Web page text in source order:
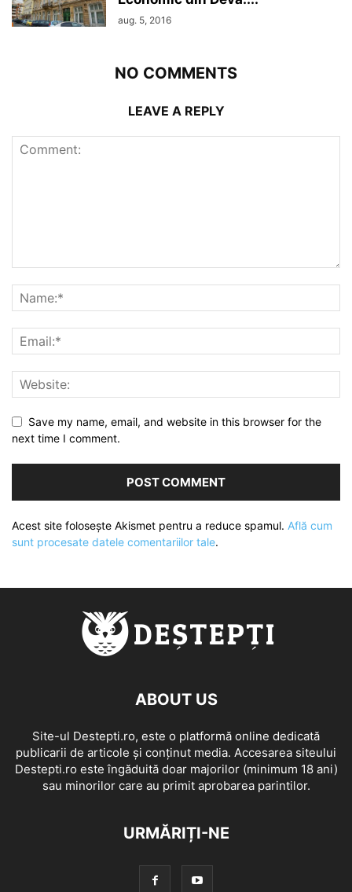
aug. 5, 2016
NO COMMENTS
LEAVE A REPLY
Save my name, email, and website in this browser for the
next time I comment.
Acest site folosește Akismet pentru a reduce spamul. Află cum
sunt procesate datele comentariilor tale.
ABOUT US
Site-ul Destepti.ro, este o platformă online dedicată
publicarii de articole și conținut media. Accesarea siteului
Destepti.ro este îngăduită doar majorilor (minimum 18 ani)
sau minorilor care au primit aprobarea parintilor.
URMĂRIȚI-NE